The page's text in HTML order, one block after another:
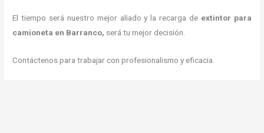
El tiempo será nuestro mejor aliado y la recarga de extintor para
camioneta en Barranco, será tu mejor decisión.
Contáctenos para trabajar con profesionalismo y eficacia.